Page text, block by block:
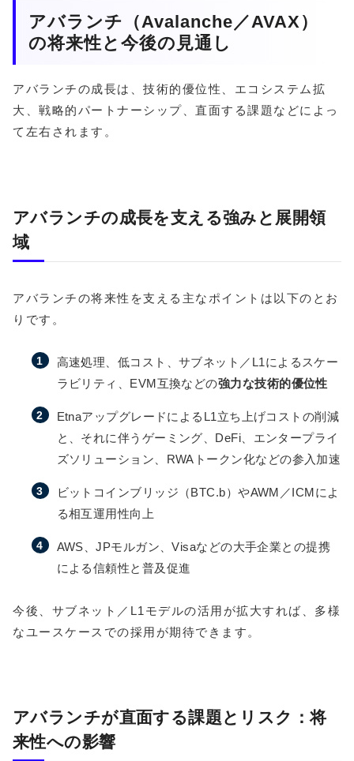
アバランチ（Avalanche／AVAX）
の将来性と今後の見通し
アバランチの成長は、技術的優位性、エコシステム拡
大、戦略的パートナーシップ、直面する課題などによっ
て左右されます。
アバランチの成長を支える強みと展開領
域
アバランチの将来性を支える主なポイントは以下のとお
りです。
高速処理、低コスト、サブネット／L1によるスケー
ラビリティ、EVM互換などの強力な技術的優位性
EtnaアップグレードによるL1立ち上げコストの削減
と、それに伴うゲーミング、DeFi、エンタープライ
ズソリューション、RWAトークン化などの参入加速
ビットコインブリッジ（BTC.b）やAWM／ICMによ
る相互運用性向上
AWS、JPモルガン、Visaなどの大手企業との提携
による信頼性と普及促進
今後、サブネット／L1モデルの活用が拡大すれば、多様
なユースケースでの採用が期待できます。
アバランチが直面する課題とリスク：将
来性への影響